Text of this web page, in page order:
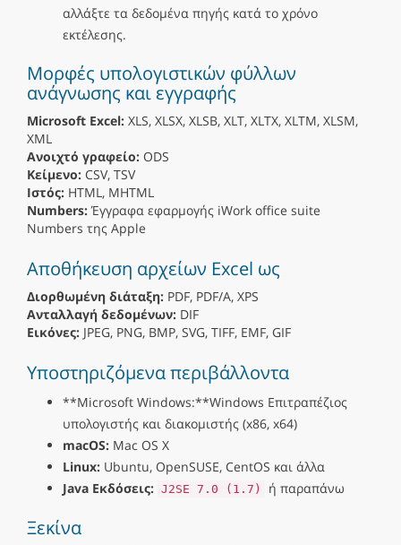
αλλάξτε τα δεδομένα πηγής κατά το χρόνο
εκτέλεσης.
Μορφές υπολογιστικών φύλλων
ανάγνωσης και εγγραφής
Microsoft Excel: XLS, XLSX, XLSB, XLT, XLTX, XLTM, XLSM,
XML
Ανοιχτό γραφείο: ODS
Κείμενο: CSV, TSV
Ιστός: HTML, MHTML
Numbers:Έγγραφα εφαρμογής iWork office suite
Numbers της Apple
Αποθήκευση αρχείων Excel ως
Διορθωμένη διάταξη: PDF, PDF/A, XPS
Ανταλλαγή δεδομένων: DIF
Εικόνες: JPEG, PNG, BMP, SVG, TIFF, EMF, GIF
Υποστηριζόμενα περιβάλλοντα
**Microsoft Windows:**Windows Επιτραπέζιος
υπολογιστής και διακομιστής (x86, x64)
macOS: Mac OS X
Linux: Ubuntu, OpenSUSE, CentOS και άλλα
Java Εκδόσεις: J2SE 7.0 (1.7) ή παραπάνω
Ξεκίνα